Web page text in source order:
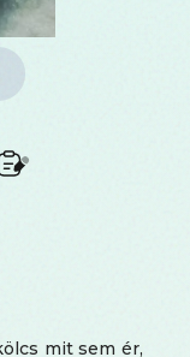
mit sem ér,